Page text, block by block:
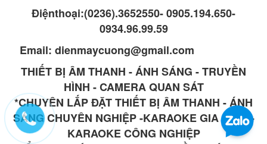
Điệnthoại:(0236).3652550- 0905.194.650-
0934.96.99.59
Email: dienmaycuong@gmail.com
THIẾT BỊ ÂM THANH - ÁNH SÁNG - TRUYỀN
HÌNH - CAMERA QUAN SÁT
*CHUYÊN LẮP ĐẶT THIẾT BỊ ÂM THANH - ÁNH
SÁNG CHUYÊN NGHIỆP -KARAOKE GIA ĐÌNH -
KARAOKE CÔNG NGHIỆP